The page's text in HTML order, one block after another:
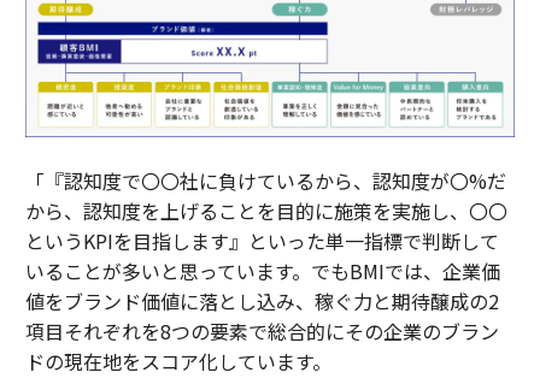
「『認知度で〇〇社に負けているから、認知度が〇%だ
から、認知度を上げることを目的に施策を実施し、〇〇
というKPIを目指します』といった単一指標で判断して
いることが多いと思っています。でもBMIでは、企業価
値をブランド価値に落とし込み、稼ぐ力と期待醸成の2
項目それぞれを8つの要素で総合的にその企業のブラン
ドの現在地をスコア化しています。